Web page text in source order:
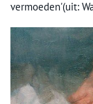
vermoeden'(uit: